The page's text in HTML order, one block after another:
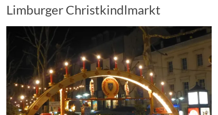
Limburger Christkindlmarkt